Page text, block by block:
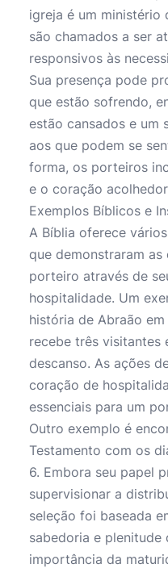
igreja é um ministério
são chamados a ser
responsivos às
Sua presença pode
que estão sofrendo,
estão cansados e um
aos que podem se
forma, os porteiros
e o coração
Exemplos Bíblicos e
A Bíblia oferece
que demonstraram
porteiro através de
hospitalidade. Um
história de Abraão em
recebe três visitantes
descanso. As ações
coração de
essenciais para um
Outro exemplo é
Testamento com os
6. Embora seu papel
supervisionar a
seleção foi baseada
sabedoria e plenitude
importância da